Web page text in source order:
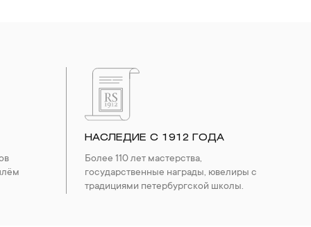
НАСЛЕДИЕ С 1912 ГОДА
Более 110 лет мастерства,
государственные награды, ювелиры с
традициями петербургской школы.